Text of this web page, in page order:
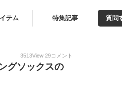
テム 特集記事 質問
3513View 29コメント
グソックスの